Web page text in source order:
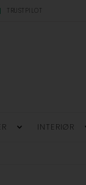
TRUSTPILOT
INTERIØR